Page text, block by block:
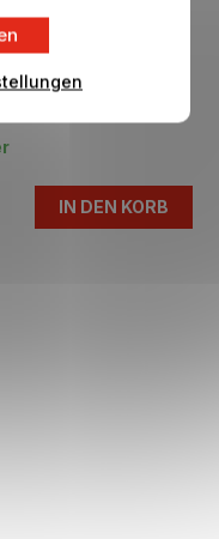
FC Bukayo
IN DEN KORB